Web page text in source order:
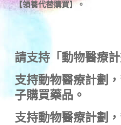
【領養代替購買】。
請支持「動物醫療計
支持動物醫療計劃
子購買藥品。
支持動物醫療計劃